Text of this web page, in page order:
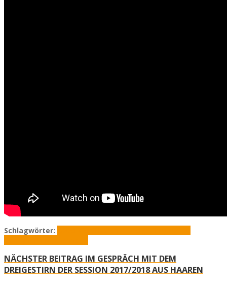
Schlagwörter:
NÄCHSTER BEITRAG IM GESPRÄCH MIT DEM
DREIGESTIRN DER SESSION 2017/2018 AUS HAAREN